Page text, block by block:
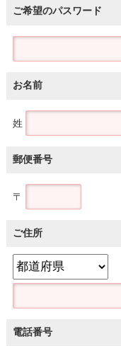
ご希望のパスワード
お名前
姓
郵便番号
〒
ご住所
電話番号